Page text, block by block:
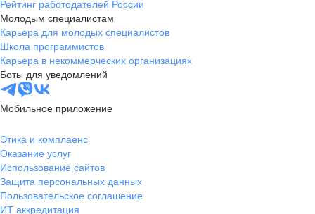
Ижевск
Ульяновск
Уфа
Хабаровск
Абакан
Челябинск
Чита
Чебоксары
Ярославль
Киев
Рейтинг работодателей России
Молодым специалистам
Карьера для молодых специалистов
Школа программистов
Карьера в некоммерческих организациях
Боты для уведомлений
Мобильное приложение
Этика и комплаенс
Оказание услуг
Использование сайтов
Защита персональных данных
Пользовательское соглашение
ИТ аккредитация